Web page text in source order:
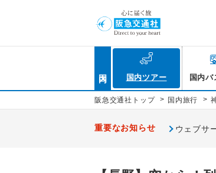
国内ツアー 国内バ
阪急交通社トップ > 国内旅行 >
重要なお知らせ ウェブサ